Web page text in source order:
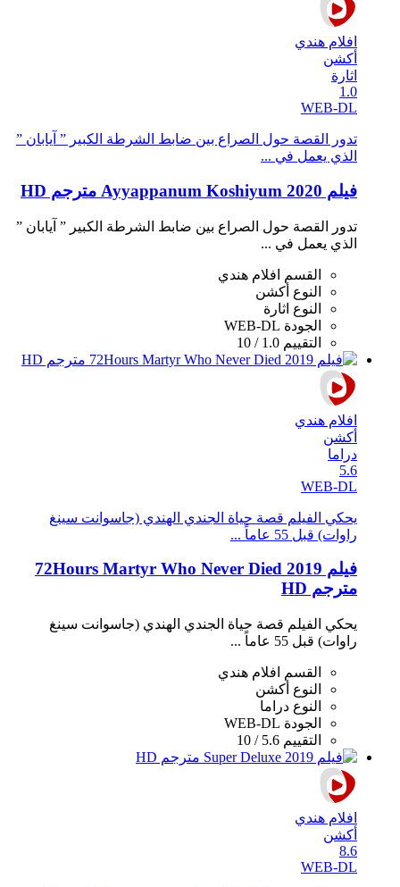
افلام هندي
أكشن
اثارة
1.0
WEB-DL
تدور القصة حول الصراع بين ضابط الشرطة الكبير ” آيابان ”
الذي يعمل في ...
فيلم Ayyappanum Koshiyum 2020 مترجم HD
تدور القصة حول الصراع بين ضابط الشرطة الكبير ” آيابان ”
الذي يعمل في ...
القسم
افلام هندي
النوع أكشن
النوع اثارة
الجودة WEB-DL
التقييم 1.0 / 10
افلام هندي
أكشن
دراما
5.6
WEB-DL
يحكي الفيلم قصة حياة الجندي الهندي (جاسوانت سينغ
راوات) قبل 55 عاماً ...
فيلم 72Hours Martyr Who Never Died 2019
مترجم HD
يحكي الفيلم قصة حياة الجندي الهندي (جاسوانت سينغ
راوات) قبل 55 عاماً ...
القسم
افلام هندي
النوع أكشن
النوع دراما
الجودة WEB-DL
التقييم 5.6 / 10
افلام هندي
أكشن
8.6
WEB-DL